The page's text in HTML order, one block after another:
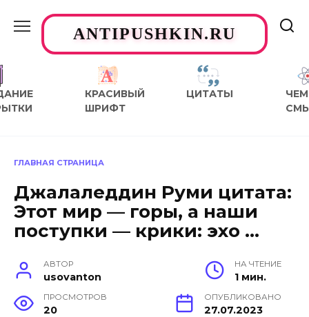
содержаниюANTIPUSHKIN.RU
КРАСИВЫЙ
ШРИФТ
ЦИТАТЫ
ЧЕМ
ГЛАВНАЯ СТРАНИЦА
Джалаледдин Руми цитата:
Этот мир — горы, а наши
поступки — крики: эхо …
АВТОР
usovanton
НА ЧТЕНИЕ
1 мин.
ПРОСМОТРОВ
20
ОПУБЛИКОВАНО
27.07.2023